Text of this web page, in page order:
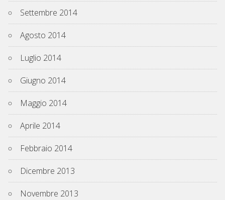
Settembre 2014
Agosto 2014
Luglio 2014
Giugno 2014
Maggio 2014
Aprile 2014
Febbraio 2014
Dicembre 2013
Novembre 2013